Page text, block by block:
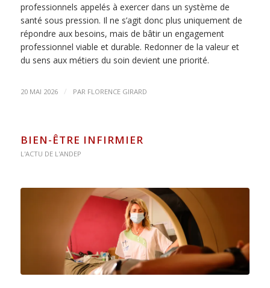
professionnels appelés à exercer dans un système de
santé sous pression. Il ne s’agit donc plus uniquement de
répondre aux besoins, mais de bâtir un engagement
professionnel viable et durable. Redonner de la valeur et
du sens aux métiers du soin devient une priorité.
20 MAI 2026 / PAR FLORENCE GIRARD
BIEN-ÊTRE INFIRMIER
L'ACTU DE L'ANDEP